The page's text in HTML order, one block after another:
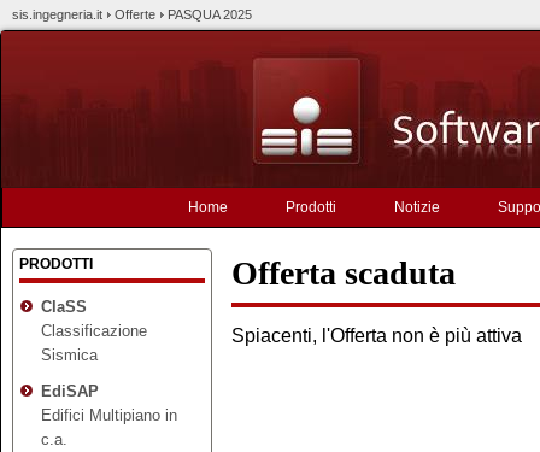
sis.ingegneria.it Offerte PASQUA 2025
Home Prodotti Notizie
PRODOTTI
ClaSS
Classificazione
Sismica
EdiSAP
Edifici Multipiano in
c.a.
Offerta scaduta
Spiacenti, l'Offerta non è più attiva